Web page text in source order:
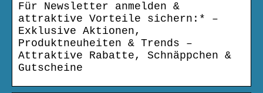
Für Newsletter anmelden &
attraktive Vorteile sichern:* –
Exklusive Aktionen,
Produktneuheiten & Trends –
Attraktive Rabatte, Schnäppchen &
Gutscheine